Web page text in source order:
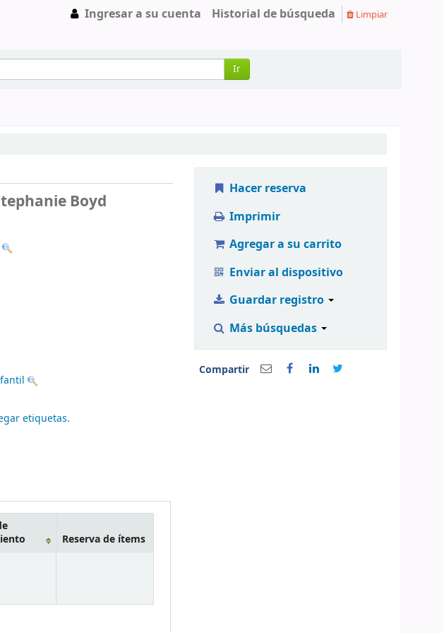
Ingresar a su cuenta Historial de búsqueda Limpiar
Ir
Boyd
etiquetas.
Reserva de ítems
Hacer reserva
Imprimir
Agregar a su carrito
Enviar al dispositivo
Guardar registro
Más búsquedas
Compartir